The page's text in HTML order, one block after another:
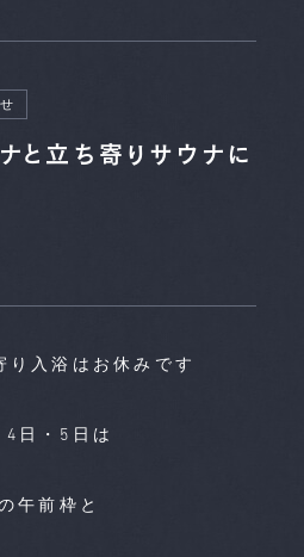
と立ち寄りサウナに
り入浴はお休みです
日・5日は
～の午前枠と